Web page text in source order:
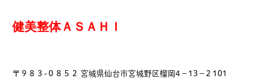
健美整体ＡＳＡＨＩ
〒９８３-０８５２ 宮城県仙台市宮城野区榴岡4−13−2 101